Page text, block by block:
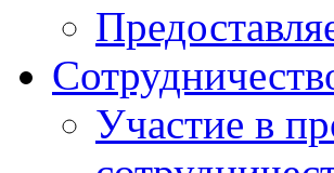
Участие в